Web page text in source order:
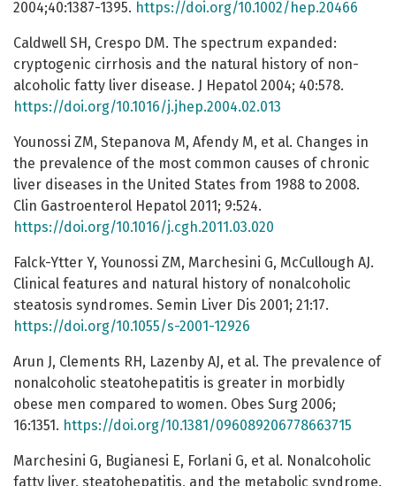
2004;40:1387-1395. https://doi.org/10.1002/hep.20466
Caldwell SH, Crespo DM. The spectrum expanded:
cryptogenic cirrhosis and the natural history of non-
alcoholic fatty liver disease. J Hepatol 2004; 40:578.
https://doi.org/10.1016/j.jhep.2004.02.013
Younossi ZM, Stepanova M, Afendy M, et al. Changes in
the prevalence of the most common causes of chronic
liver diseases in the United States from 1988 to 2008.
Clin Gastroenterol Hepatol 2011; 9:524.
https://doi.org/10.1016/j.cgh.2011.03.020
Falck-Ytter Y, Younossi ZM, Marchesini G, McCullough AJ.
Clinical features and natural history of nonalcoholic
steatosis syndromes. Semin Liver Dis 2001; 21:17.
https://doi.org/10.1055/s-2001-12926
Arun J, Clements RH, Lazenby AJ, et al. The prevalence of
nonalcoholic steatohepatitis is greater in morbidly
obese men compared to women. Obes Surg 2006;
16:1351. https://doi.org/10.1381/096089206778663715
Marchesini G, Bugianesi E, Forlani G, et al. Nonalcoholic
fatty liver, steatohepatitis, and the metabolic syndrome.